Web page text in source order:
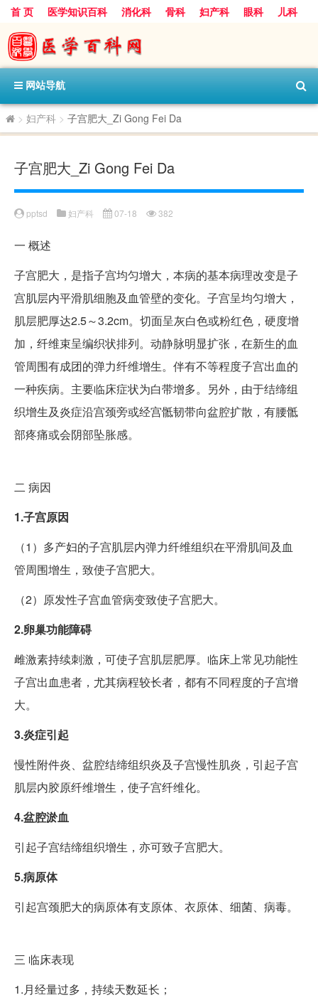
首 页 医学知识百科 消化科 骨科 妇产科 眼科
儿科
心血管病科
呼吸科 神经科
内分泌科
口腔科
网站导航
> 妇产科 > 子宫肥大_Zi Gong Fei Da
子宫肥大_Zi Gong Fei Da
pptsd 妇产科 07-18 382
一 概述
子宫肥大，是指子宫均匀增大，本病的基本病理改变是子
宫肌层内平滑肌细胞及血管壁的变化。子宫呈均匀增大，
肌层肥厚达2.5～3.2cm。切面呈灰白色或粉红色，硬度增
加，纤维束呈编织状排列。动静脉明显扩张，在新生的血
管周围有成团的弹力纤维增生。伴有不等程度子宫出血的
一种疾病。主要临床症状为白带增多。另外，由于结缔组
织增生及炎症沿宫颈旁或经宫骶韧带向盆腔扩散，有腰骶
部疼痛或会阴部坠胀感。
二 病因
1.子宫原因
（1）多产妇的子宫肌层内弹力纤维组织在平滑肌间及血
管周围增生，致使子宫肥大。
（2）原发性子宫血管病变致使子宫肥大。
2.卵巢功能障碍
雌激素持续刺激，可使子宫肌层肥厚。临床上常见功能性
子宫出血患者，尤其病程较长者，都有不同程度的子宫增
大。
3.炎症引起
慢性附件炎、盆腔结缔组织炎及子宫慢性肌炎，引起子宫
肌层内胶原纤维增生，使子宫纤维化。
4.盆腔淤血
引起子宫结缔组织增生，亦可致子宫肥大。
5.病原体
引起宫颈肥大的病原体有支原体、衣原体、细菌、病毒。
三 临床表现
1.月经量过多，持续天数延长；